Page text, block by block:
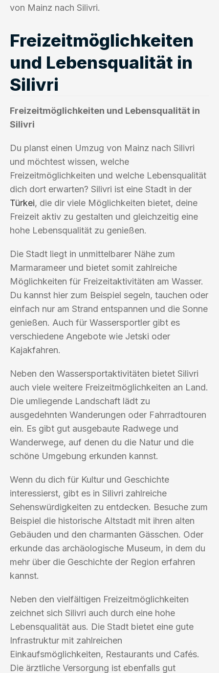
von Mainz nach Silivri.
Freizeitmöglichkeiten
und Lebensqualität in
Silivri
Freizeitmöglichkeiten und Lebensqualität in
Silivri
Du planst einen Umzug von Mainz nach Silivri
und möchtest wissen, welche
Freizeitmöglichkeiten und welche Lebensqualität
dich dort erwarten? Silivri ist eine Stadt in der
Türkei, die dir viele Möglichkeiten bietet, deine
Freizeit aktiv zu gestalten und gleichzeitig eine
hohe Lebensqualität zu genießen.
Die Stadt liegt in unmittelbarer Nähe zum
Marmarameer und bietet somit zahlreiche
Möglichkeiten für Freizeitaktivitäten am Wasser.
Du kannst hier zum Beispiel segeln, tauchen oder
einfach nur am Strand entspannen und die Sonne
genießen. Auch für Wassersportler gibt es
verschiedene Angebote wie Jetski oder
Kajakfahren.
Neben den Wassersportaktivitäten bietet Silivri
auch viele weitere Freizeitmöglichkeiten an Land.
Die umliegende Landschaft lädt zu
ausgedehnten Wanderungen oder Fahrradtouren
ein. Es gibt gut ausgebaute Radwege und
Wanderwege, auf denen du die Natur und die
schöne Umgebung erkunden kannst.
Wenn du dich für Kultur und Geschichte
interessierst, gibt es in Silivri zahlreiche
Sehenswürdigkeiten zu entdecken. Besuche zum
Beispiel die historische Altstadt mit ihren alten
Gebäuden und den charmanten Gässchen. Oder
erkunde das archäologische Museum, in dem du
mehr über die Geschichte der Region erfahren
kannst.
Neben den vielfältigen Freizeitmöglichkeiten
zeichnet sich Silivri auch durch eine hohe
Lebensqualität aus. Die Stadt bietet eine gute
Infrastruktur mit zahlreichen
Einkaufsmöglichkeiten, Restaurants und Cafés.
Die ärztliche Versorgung ist ebenfalls gut